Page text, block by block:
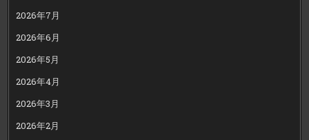
2026年7月
2026年6月
2026年5月
2026年4月
2026年3月
2026年2月